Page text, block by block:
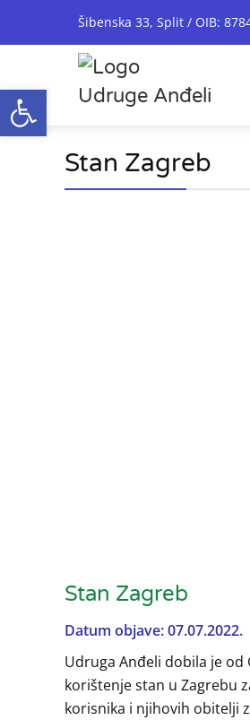
Open toolbar
Šibenska 33, Split / OIB:
Stan Zagreb
Stan Zagreb
Datum objave: 07.07.2022.
Udruga Anđeli dobila je od
korištenje stan u Zagrebu
korisnika i njihovih obitelji